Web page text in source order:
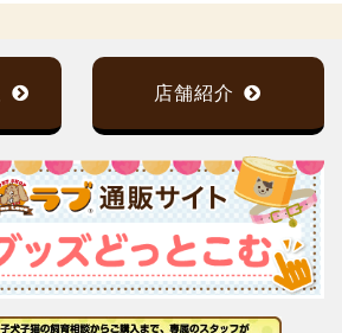
店舗紹介